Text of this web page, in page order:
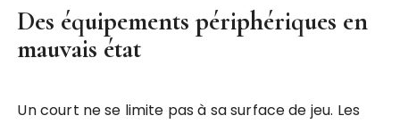
Des équipements périphériques en
mauvais état
Un court ne se limite pas à sa surface de jeu. Les